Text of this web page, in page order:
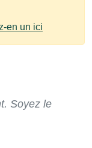
en un ici
Soyez le